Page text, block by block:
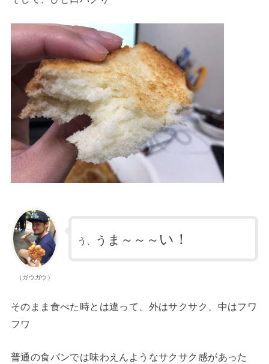
（ガウガウ）
う、 う ま～～～ い！
そのまま食べた時とは違って、外はサクサク、中はフワ
フワ
普通の食パンでは味わえんようなサクサク感があった